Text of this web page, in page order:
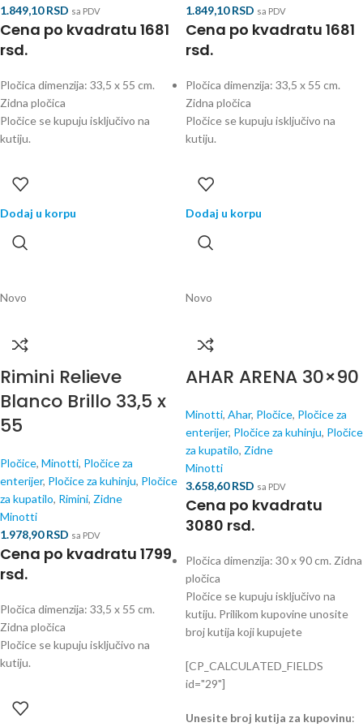
1.849,10RSD sa PDV
Cena po kvadratu 1681
rsd.
Pločica dimenzija: 33,5 x 55 cm.
Zidna pločica
Pločice se kupuju isključivo na
kutiju.
Dodaj u korpu
1.849,10RSD sa PDV
Cena po kvadratu 1681
rsd.
Pločica dimenzija: 33,5 x 55 cm.
Zidna pločica
Pločice se kupuju isključivo na
kutiju.
Dodaj u korpu
Novo
Rimini Relieve
Blanco Brillo 33,5 x
55
Pločice, Minotti, Pločice za
enterijer, Pločice za kuhinju, Pločice
za kupatilo, Rimini, Zidne
Minotti
1.978,90RSD sa PDV
Cena po kvadratu 1799
rsd.
Pločica dimenzija: 33,5 x 55 cm.
Zidna pločica
Pločice se kupuju isključivo na
kutiju.
Novo
AHAR ARENA 30×90
Minotti, Ahar, Pločice, Pločice za
enterijer, Pločice za kuhinju, Pločice
za kupatilo, Zidne
Minotti
3.658,60RSD sa PDV
Cena po kvadratu
3080 rsd.
Pločica dimenzija: 30 x 90 cm. Zidna
pločica
Pločice se kupuju isključivo na
kutiju. Prilikom kupovine unosite
broj kutija koji kupujete
[CP_CALCULATED_FIELDS
id="29"]
Unesite broj kutija za kupovinu: